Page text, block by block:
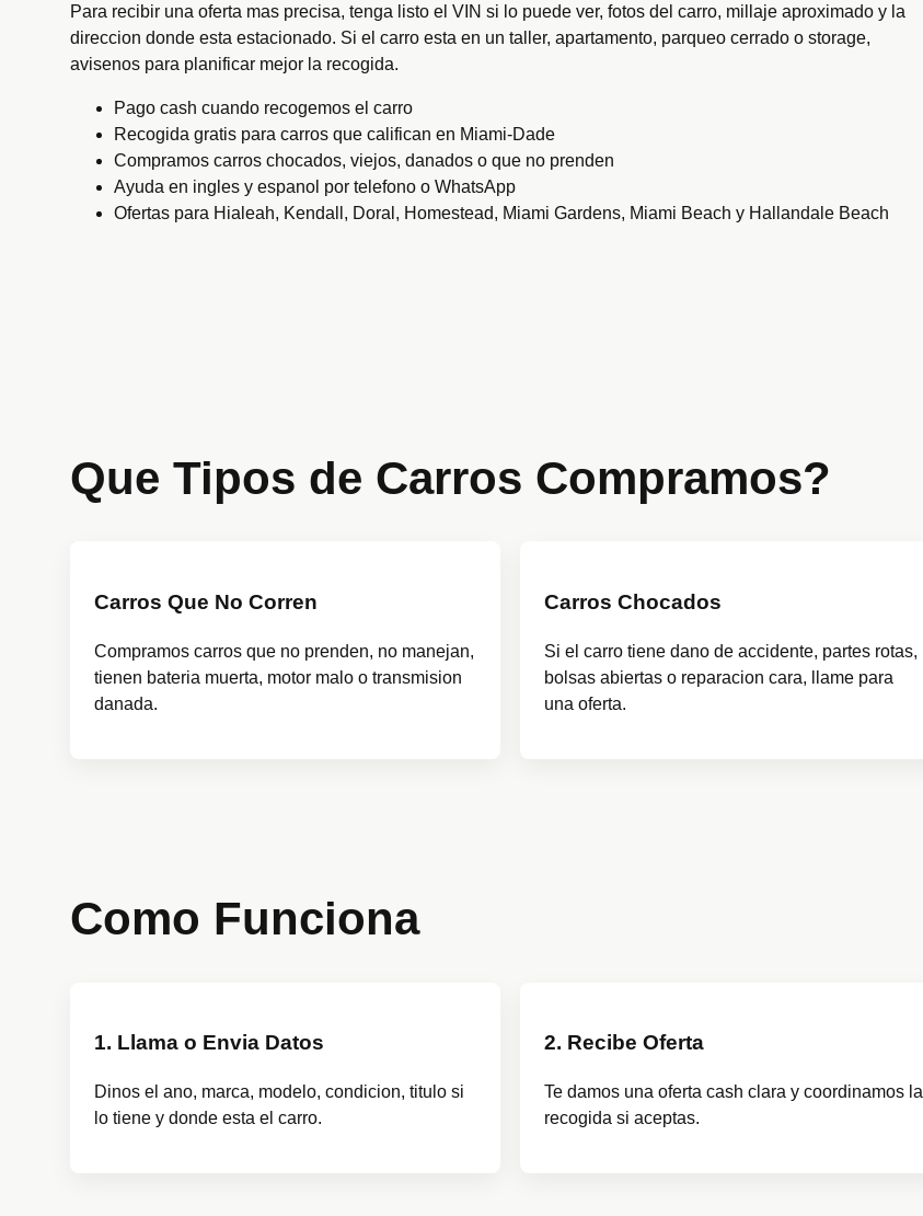
Para recibir una oferta mas precisa, tenga listo el VIN si lo puede ver, fotos del carro, millaje aproximado y la
direccion donde esta estacionado. Si el carro esta en un taller, apartamento, parqueo cerrado o storage,
avisenos para planificar mejor la recogida.
Pago cash cuando recogemos el carro
Recogida gratis para carros que califican en Miami-Dade
Compramos carros chocados, viejos, danados o que no prenden
Ayuda en ingles y espanol por telefono o WhatsApp
Ofertas para Hialeah, Kendall, Doral, Homestead, Miami Gardens, Miami Beach y Hallandale Beach
Que Tipos de Carros Compramos?
Carros Que No Corren
Compramos carros que no prenden, no manejan,
tienen bateria muerta, motor malo o transmision
danada.
Carros Chocados
Si el carro tiene dano de accidente, partes rotas,
bolsas abiertas o reparacion cara, llame para
una oferta.
Como Funciona
1. Llama o Envia Datos
Dinos el ano, marca, modelo, condicion, titulo si
lo tiene y donde esta el carro.
2. Recibe Oferta
Te damos una oferta cash clara y coordinamos la
recogida si aceptas.